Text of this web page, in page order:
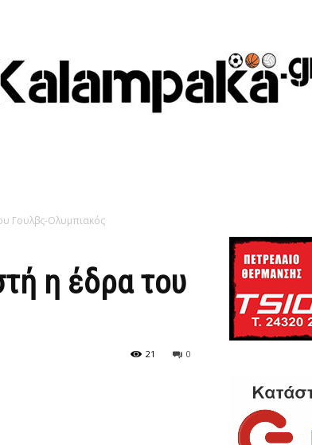
Γουλβς-Ολυμπιακός
η έδρα του
0
21